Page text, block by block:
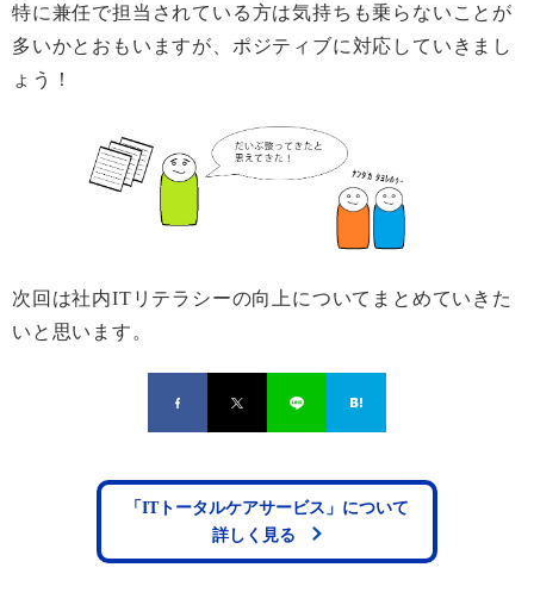
特に兼任で担当されている方は気持ちも乗らないことが
多いかとおもいますが、ポジティブに対応していきまし
ょう！
次回は社内ITリテラシーの向上についてまとめていきた
いと思います。
「ITトータルケアサービス」について
詳しく見る